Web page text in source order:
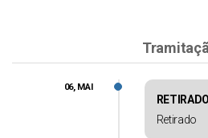
Retirado
06, MAI